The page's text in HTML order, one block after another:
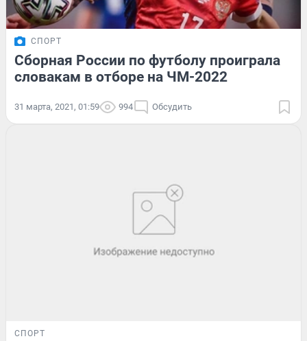
СПОРТ
Сборная России по футболу проиграла
словакам в отборе на ЧМ-2022
31 марта, 2021, 01:59 994 Обсудить
СПОРТ